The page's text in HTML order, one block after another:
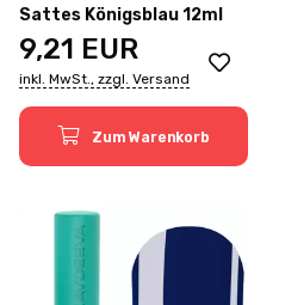
Sattes Königsblau 12ml
9,21 EUR
inkl. MwSt., zzgl. Versand
Zum Warenkorb